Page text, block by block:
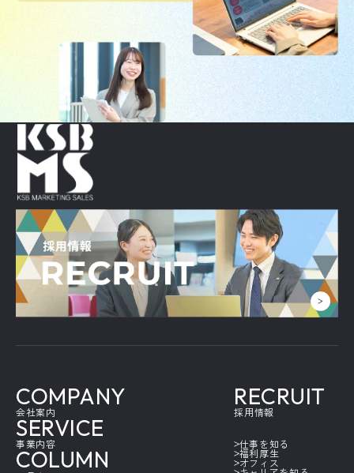
COMPANY
会社案内
SERVICE
事業内容
COLUMN
RECRUIT
採用情報
仕事を知る
福利厚生
オフィス